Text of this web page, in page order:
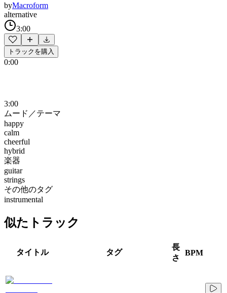
byMacroform
alternative
3:00
トラックを購入
0:00
3:00
ムード／テーマ
happy
calm
cheerful
hybrid
楽器
guitar
strings
その他のタグ
instrumental
似たトラック
タイトル タグ
長
さ
BPM